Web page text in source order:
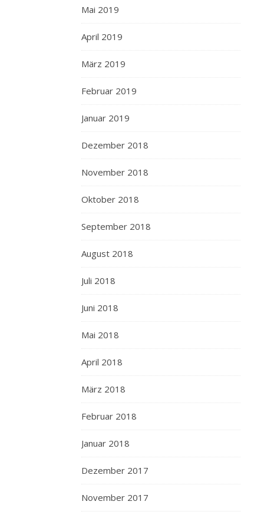
Mai 2019
April 2019
März 2019
Februar 2019
Januar 2019
Dezember 2018
November 2018
Oktober 2018
September 2018
August 2018
Juli 2018
Juni 2018
Mai 2018
April 2018
März 2018
Februar 2018
Januar 2018
Dezember 2017
November 2017